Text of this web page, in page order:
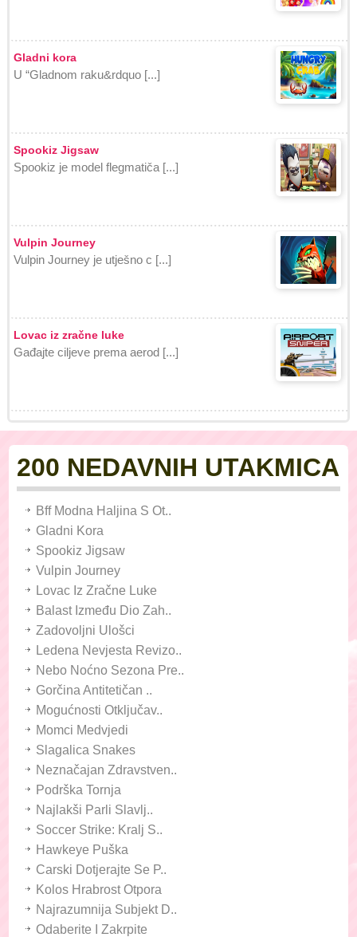
Gladni kora
U “Gladnom raku&rdquo [...]
Spookiz Jigsaw
Spookiz je model flegmatiča [...]
Vulpin Journey
Vulpin Journey je utješno c [...]
Lovac iz zračne luke
Gađajte ciljeve prema aerod [...]
200 NEDAVNIH UTAKMICA
Bff Modna Haljina S Ot..
Gladni Kora
Spookiz Jigsaw
Vulpin Journey
Lovac Iz Zračne Luke
Balast Između Dio Zah..
Zadovoljni Ulošci
Ledena Nevjesta Revizo..
Nebo Noćno Sezona Pre..
Gorčina Antitetičan ..
Mogućnosti Otključav..
Momci Medvjedi
Slagalica Snakes
Neznačajan Zdravstven..
Podrška Tornja
Najlakši Parli Slavlj..
Soccer Strike: Kralj S..
Hawkeye Puška
Carski Dotjerajte Se P..
Kolos Hrabrost Otpora
Najrazumnija Subjekt D..
Odaberite I Zakrpite